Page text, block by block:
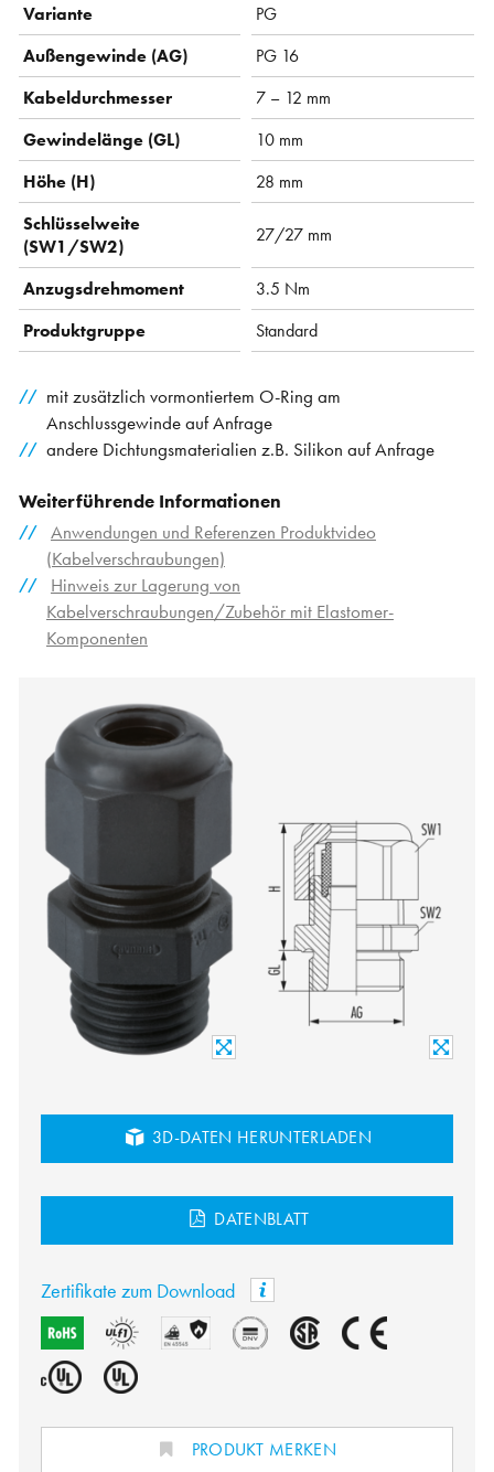
Variante
PG
Außengewinde (AG)
PG 16
Kabeldurchmesser
7 – 12 mm
Gewindelänge (GL)
10 mm
Höhe (H)
28 mm
Schlüsselweite
(SW1/SW2)
27/27 mm
Anzugsdrehmoment
3.5 Nm
Produktgruppe
Standard
mit zusätzlich vormontiertem O-Ring am
Anschlussgewinde auf Anfrage
andere Dichtungsmaterialien z.B. Silikon auf Anfrage
Weiterführende Informationen
Anwendungen und Referenzen Produktvideo
(Kabelverschraubungen)
Hinweis zur Lagerung von
Kabelverschraubungen/Zubehör mit Elastomer-
Komponenten
3D-DATEN HERUNTERLADEN
DATENBLATT
Zertifikate zum Download
PRODUKT MERKEN